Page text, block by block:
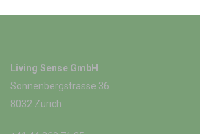
Living Sense GmbH
Sonnenbergstrasse 36
8032 Zürich